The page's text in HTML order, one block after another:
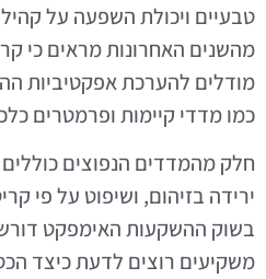
טבעיים ויכולת השפעה על
מהשנים האחרונות מראים כי
מודלים להערכת אפקטיביות
כמו מדדי קיימות ופרמטרים
חלק מהמדדים הנפוצים
ירידה בזיהום, ושיפוט על פי
בשוק ההשקעות האימפקט
משקיעים רוצים לדעת כיצד